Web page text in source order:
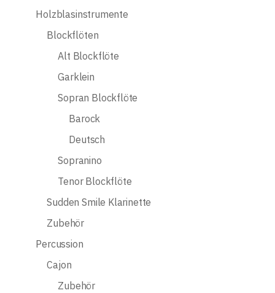
Holzblasinstrumente
Blockflöten
Alt Blockflöte
Garklein
Sopran Blockflöte
Barock
Deutsch
Sopranino
Tenor Blockflöte
Sudden Smile Klarinette
Zubehör
Percussion
Cajon
Zubehör